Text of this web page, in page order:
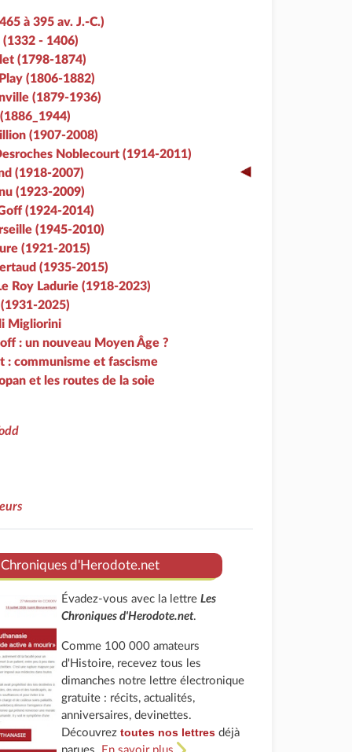
à 395 av. J.-C.)
- 1406)
(1798-1874)
(1806-1882)
(1879-1936)
(1907-2008)
Noblecourt (1914-2011)
(1918-2007)
(1923-2009)
(1924-2014)
(1945-2010)
(1921-2015)
(1935-2015)
Roy Ladurie (1918-2023)
2025)
Migliorini
: un nouveau Moyen Âge ?
: communisme et fascisme
et les routes de la soie
Chroniques d'Herodote.net
Évadez-vous avec la lettreLes
Chroniques d'Herodote.net.
Comme 100 000 amateurs
d'Histoire, recevez tous les
dimanches notre lettre électronique
gratuite : récits, actualités,
anniversaires, devinettes.
Découvreztoutes nos lettres déjà